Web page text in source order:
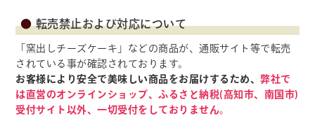
転売禁止および対応について
「窯出しチーズケーキ」などの商品が、通販サイト等で転売
されている事が確認されております。
お客様により安全で美味しい商品をお届けするため、弊社で
は直営のオンラインショップ、ふるさと納税(高知市、南国市)
受付サイト以外、一切受付をしておりません。